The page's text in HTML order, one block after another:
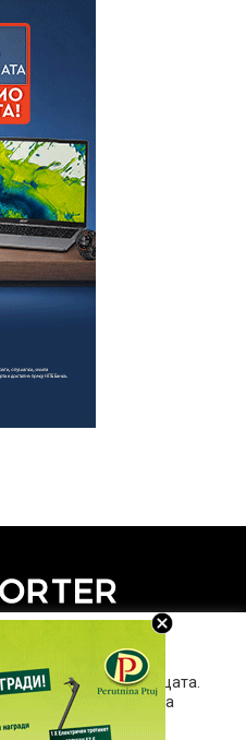
на страницата.
значење за
помагаат да ја